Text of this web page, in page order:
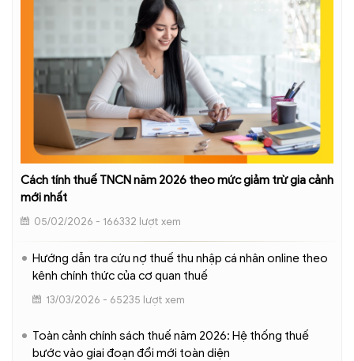
Cách tính thuế TNCN năm 2026 theo mức giảm trừ gia cảnh
mới nhất
05/02/2026 - 166332 lượt xem
Hướng dẫn tra cứu nợ thuế thu nhập cá nhân online theo
kênh chính thức của cơ quan thuế
13/03/2026 - 65235 lượt xem
Toàn cảnh chính sách thuế năm 2026: Hệ thống thuế
bước vào giai đoạn đổi mới toàn diện